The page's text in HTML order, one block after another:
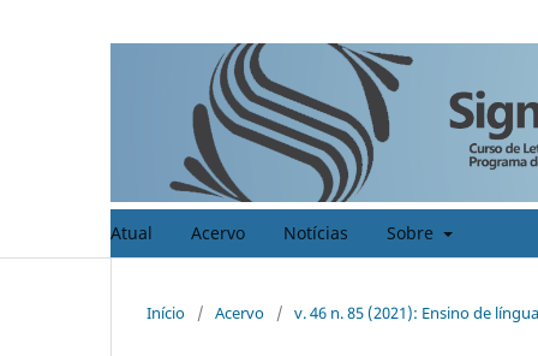
Atual Acervo Notícias Sobre
Início / Acervo / v. 46 n. 85 (2021): Ensino de